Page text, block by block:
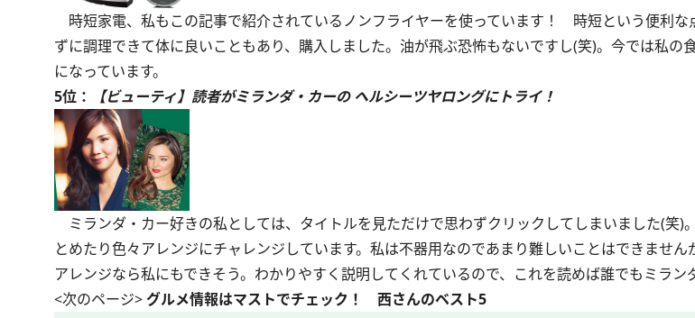
時短家電、私もこの記事で紹介されているノンフライヤーを使っています！ 時短という便利な
ずに調理できて体に良いこともあり、購入しました。油が飛ぶ恐怖もないですし(笑)。今では私の
になっています。
5位：
【ビューティ】読者がミランダ・カーの ヘルシーツヤロングにトライ！
ミランダ・カー好きの私としては、タイトルを見ただけで思わずクリックしてしまいました(笑)
とめたり色々アレンジにチャレンジしています。私は不器用なのであまり難しいことはできませ
アレンジなら私にもできそう。わかりやすく説明してくれているので、これを読めば誰でもミラン
<次のページ>グルメ情報はマストでチェック！ 西さんのベスト5